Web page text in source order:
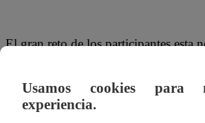
El gran reto de los participantes esta
preparar este platillo. Además,
Rey de las Salchipapas”.
Usamos cookies para
experiencia.